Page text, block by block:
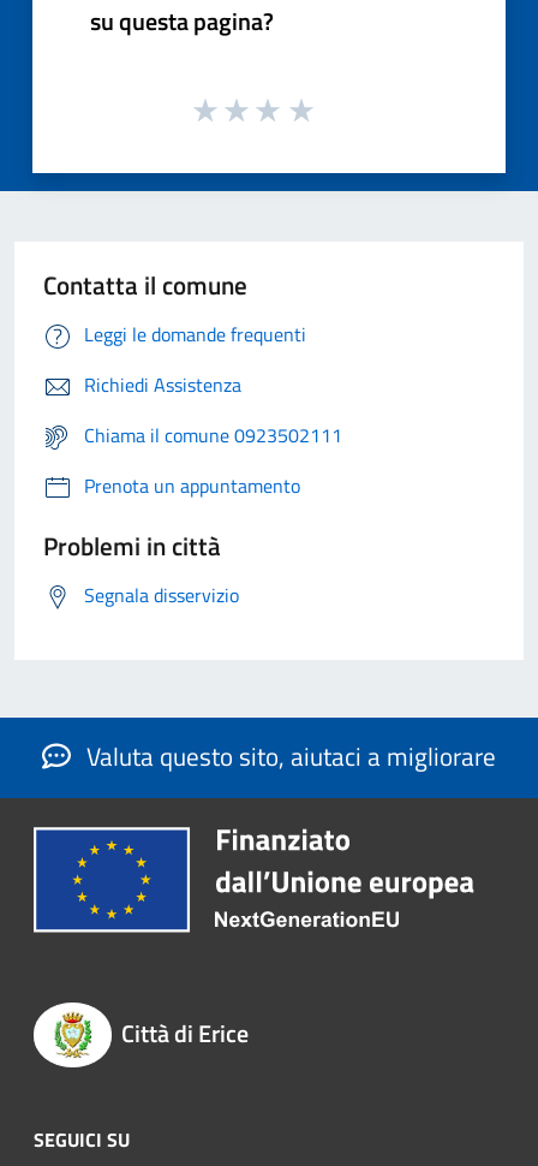
su questa pagina?
Contatta il comune
Leggi le domande frequenti
Richiedi Assistenza
Chiama il comune 0923502111
Prenota un appuntamento
Problemi in città
Segnala disservizio
Valuta questo sito, aiutaci a migliorare
Città di Erice
SEGUICI SU